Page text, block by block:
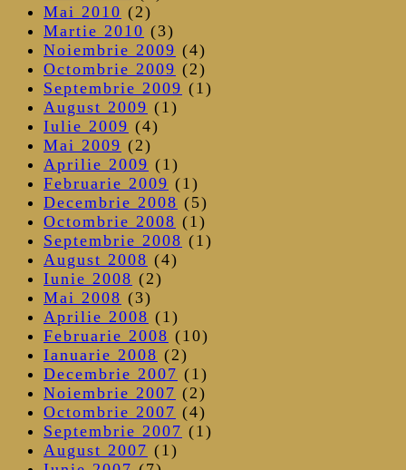
Mai 2010 (2)
Martie 2010 (3)
Noiembrie 2009 (4)
Octombrie 2009 (2)
Septembrie 2009 (1)
August 2009 (1)
Iulie 2009 (4)
Mai 2009 (2)
Aprilie 2009 (1)
Februarie 2009 (1)
Decembrie 2008 (5)
Octombrie 2008 (1)
Septembrie 2008 (1)
August 2008 (4)
Iunie 2008 (2)
Mai 2008 (3)
Aprilie 2008 (1)
Februarie 2008 (10)
Ianuarie 2008 (2)
Decembrie 2007 (1)
Noiembrie 2007 (2)
Octombrie 2007 (4)
Septembrie 2007 (1)
August 2007 (1)